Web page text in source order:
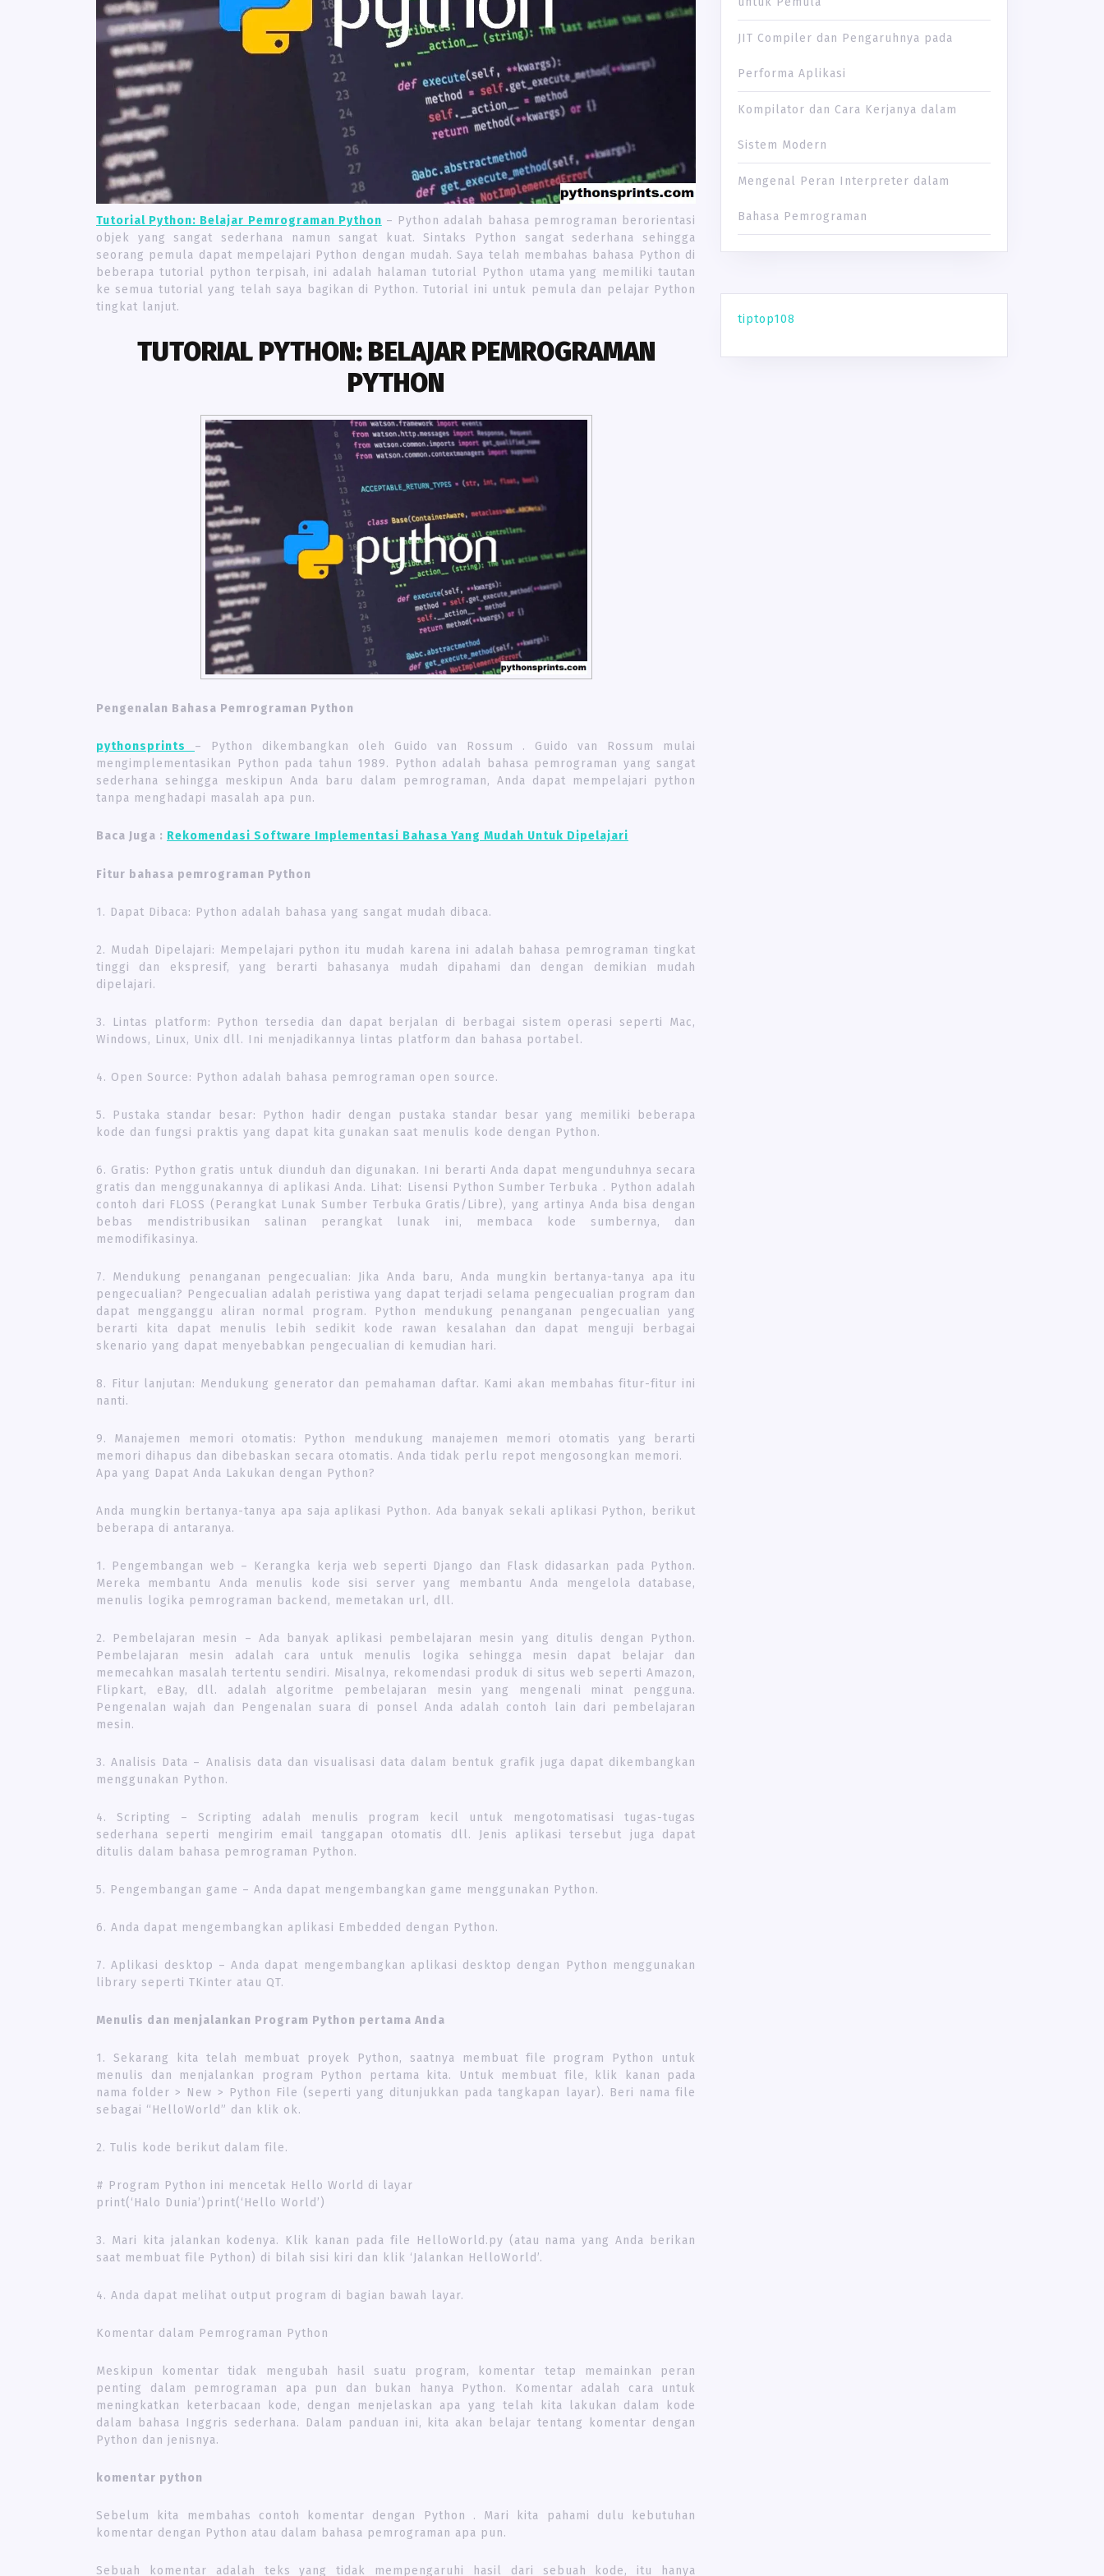
Tutorial Python: Belajar Pemrograman Python – Python adalah bahasa pemrograman berorientasi
objek yang sangat sederhana namun sangat kuat. Sintaks Python sangat sederhana sehingga
seorang pemula dapat mempelajari Python dengan mudah. Saya telah membahas bahasa Python di
beberapa tutorial python terpisah, ini adalah halaman tutorial Python utama yang memiliki tautan
ke semua tutorial yang telah saya bagikan di Python. Tutorial ini untuk pemula dan pelajar Python
tingkat lanjut.
TUTORIAL PYTHON: BELAJAR PEMROGRAMAN
PYTHON
Pengenalan Bahasa Pemrograman Python
pythonsprints
– Python dikembangkan oleh Guido van Rossum . Guido van Rossum mulai
mengimplementasikan Python pada tahun 1989. Python adalah bahasa pemrograman yang sangat
sederhana sehingga meskipun Anda baru dalam pemrograman, Anda dapat mempelajari python
tanpa menghadapi masalah apa pun.
Baca Juga : Rekomendasi Software Implementasi Bahasa Yang Mudah Untuk Dipelajari
Fitur bahasa pemrograman Python
1. Dapat Dibaca: Python adalah bahasa yang sangat mudah dibaca.
2. Mudah Dipelajari: Mempelajari python itu mudah karena ini adalah bahasa pemrograman tingkat
tinggi dan ekspresif, yang berarti bahasanya mudah dipahami dan dengan demikian mudah
dipelajari.
3. Lintas platform: Python tersedia dan dapat berjalan di berbagai sistem operasi seperti Mac,
Windows, Linux, Unix dll. Ini menjadikannya lintas platform dan bahasa portabel.
4. Open Source: Python adalah bahasa pemrograman open source.
5. Pustaka standar besar: Python hadir dengan pustaka standar besar yang memiliki beberapa
kode dan fungsi praktis yang dapat kita gunakan saat menulis kode dengan Python.
6. Gratis: Python gratis untuk diunduh dan digunakan. Ini berarti Anda dapat mengunduhnya secara
gratis dan menggunakannya di aplikasi Anda. Lihat: Lisensi Python Sumber Terbuka . Python adalah
contoh dari FLOSS (Perangkat Lunak Sumber Terbuka Gratis/Libre), yang artinya Anda bisa dengan
bebas mendistribusikan salinan perangkat lunak ini, membaca kode sumbernya, dan
memodifikasinya.
7. Mendukung penanganan pengecualian: Jika Anda baru, Anda mungkin bertanya-tanya apa itu
pengecualian? Pengecualian adalah peristiwa yang dapat terjadi selama pengecualian program dan
dapat mengganggu aliran normal program. Python mendukung penanganan pengecualian yang
berarti kita dapat menulis lebih sedikit kode rawan kesalahan dan dapat menguji berbagai
skenario yang dapat menyebabkan pengecualian di kemudian hari.
8. Fitur lanjutan: Mendukung generator dan pemahaman daftar. Kami akan membahas fitur-fitur ini
nanti.
9. Manajemen memori otomatis: Python mendukung manajemen memori otomatis yang berarti
memori dihapus dan dibebaskan secara otomatis. Anda tidak perlu repot mengosongkan memori.
Apa yang Dapat Anda Lakukan dengan Python?
Anda mungkin bertanya-tanya apa saja aplikasi Python. Ada banyak sekali aplikasi Python, berikut
beberapa di antaranya.
1. Pengembangan web – Kerangka kerja web seperti Django dan Flask didasarkan pada Python.
Mereka membantu Anda menulis kode sisi server yang membantu Anda mengelola database,
menulis logika pemrograman backend, memetakan url, dll.
2. Pembelajaran mesin – Ada banyak aplikasi pembelajaran mesin yang ditulis dengan Python.
Pembelajaran mesin adalah cara untuk menulis logika sehingga mesin dapat belajar dan
memecahkan masalah tertentu sendiri. Misalnya, rekomendasi produk di situs web seperti Amazon,
Flipkart, eBay, dll. adalah algoritme pembelajaran mesin yang mengenali minat pengguna.
Pengenalan wajah dan Pengenalan suara di ponsel Anda adalah contoh lain dari pembelajaran
mesin.
3. Analisis Data – Analisis data dan visualisasi data dalam bentuk grafik juga dapat dikembangkan
menggunakan Python.
4. Scripting – Scripting adalah menulis program kecil untuk mengotomatisasi tugas-tugas
sederhana seperti mengirim email tanggapan otomatis dll. Jenis aplikasi tersebut juga dapat
ditulis dalam bahasa pemrograman Python.
5. Pengembangan game – Anda dapat mengembangkan game menggunakan Python.
6. Anda dapat mengembangkan aplikasi Embedded dengan Python.
7. Aplikasi desktop – Anda dapat mengembangkan aplikasi desktop dengan Python menggunakan
library seperti TKinter atau QT.
Menulis dan menjalankan Program Python pertama Anda
1. Sekarang kita telah membuat proyek Python, saatnya membuat file program Python untuk
menulis dan menjalankan program Python pertama kita. Untuk membuat file, klik kanan pada
nama folder > New > Python File (seperti yang ditunjukkan pada tangkapan layar). Beri nama file
sebagai “HelloWorld” dan klik ok.
2. Tulis kode berikut dalam file.
# Program Python ini mencetak Hello World di layar
print(‘Halo Dunia’)print(‘Hello World’)
3. Mari kita jalankan kodenya. Klik kanan pada file HelloWorld.py (atau nama yang Anda berikan
saat membuat file Python) di bilah sisi kiri dan klik ‘Jalankan HelloWorld’.
4. Anda dapat melihat output program di bagian bawah layar.
Komentar dalam Pemrograman Python
Meskipun komentar tidak mengubah hasil suatu program, komentar tetap memainkan peran
penting dalam pemrograman apa pun dan bukan hanya Python. Komentar adalah cara untuk
meningkatkan keterbacaan kode, dengan menjelaskan apa yang telah kita lakukan dalam kode
dalam bahasa Inggris sederhana. Dalam panduan ini, kita akan belajar tentang komentar dengan
Python dan jenisnya.
komentar python
Sebelum kita membahas contoh komentar dengan Python . Mari kita pahami dulu kebutuhan
komentar dengan Python atau dalam bahasa pemrograman apa pun.
Sebuah komentar adalah teks yang tidak mempengaruhi hasil dari sebuah kode, itu hanya
JIT Compiler dan Pengaruhnya pada
Performa Aplikasi
Kompilator dan Cara Kerjanya dalam
Sistem Modern
Mengenal Peran Interpreter dalam
Bahasa Pemrograman
tiptop108